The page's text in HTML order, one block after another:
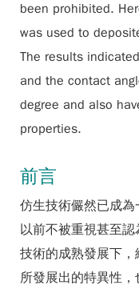
been prohibited.
was used to
The results
and the contact
degree and also
properties.
前言
仿生技術儼然已成
以前不被重視甚至
技術的成熟發展下
所發展出的特異性